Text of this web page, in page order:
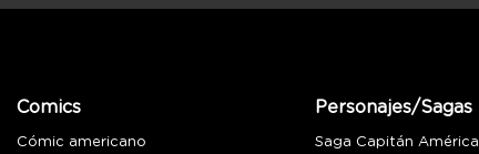
Comics
Cómic americano
Personajes/Sagas
Saga Capitán América